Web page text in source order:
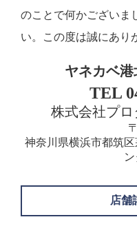
のことで何かございま
い。この度は誠にあり
ヤネカベ
TEL
株式会社プ
神奈川県横浜市都筑
店舗